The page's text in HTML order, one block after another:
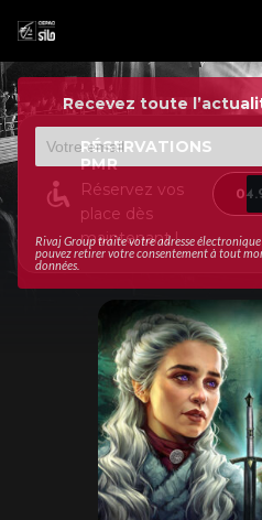
Recevez toute
Rivaj Group traite votre adresse
pouvez retirer votre consentement à tout
données.
RÉSERVATIONS
PMR
Réservez vos
place dès
maintenant !